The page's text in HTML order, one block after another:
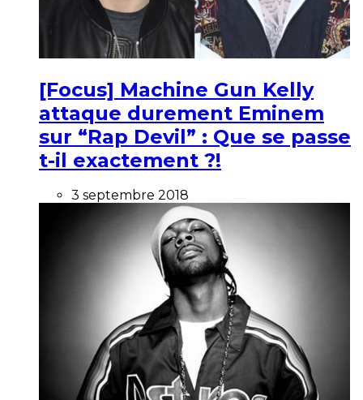
[Focus] Machine Gun Kelly
attaque durement Eminem
sur “Rap Devil” : Que se passe
t-il exactement ?!
3 septembre 2018